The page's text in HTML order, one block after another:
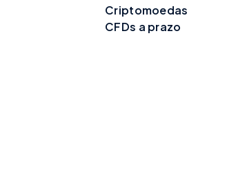
Criptomoedas
CFDs a prazo